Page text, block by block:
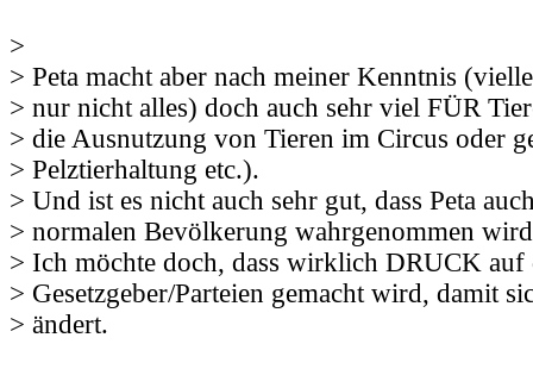
>
> Peta macht aber nach meiner Kenntnis
> nur nicht alles) doch auch sehr viel FÜR
> die Ausnutzung von Tieren im Circus oder
> Pelztierhaltung etc.).
> Und ist es nicht auch sehr gut, dass Peta
> normalen Bevölkerung wahrgenommen
> Ich möchte doch, dass wirklich DRUCK auf
> Gesetzgeber/Parteien gemacht wird, damit
> ändert.